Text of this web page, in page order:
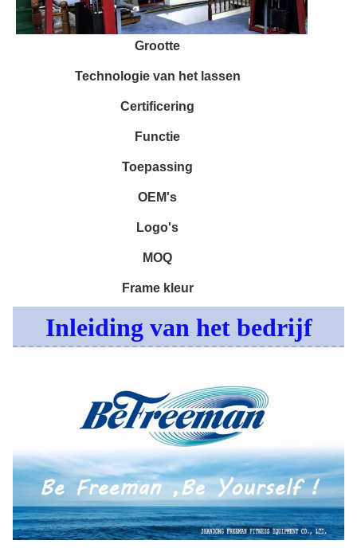
Grootte
Technologie van het lassen
Certificering
Functie
Toepassing
OEM's
Logo's
MOQ
Frame kleur
Inleiding van het bedrijf